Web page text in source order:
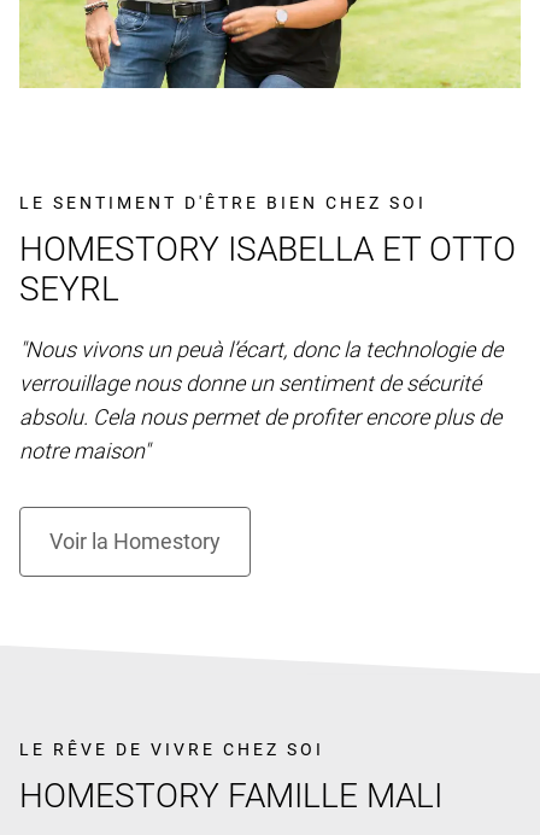
LE SENTIMENT D'ÊTRE BIEN CHEZ SOI
HOMESTORY ISABELLA ET OTTO
SEYRL
"Nous vivons un peuà l’écart, donc la technologie de
verrouillage nous donne un sentiment de sécurité
absolu. Cela nous permet de profiter encore plus de
notre maison"
LE RÊVE DE VIVRE CHEZ SOI
HOMESTORY FAMILLE MALI